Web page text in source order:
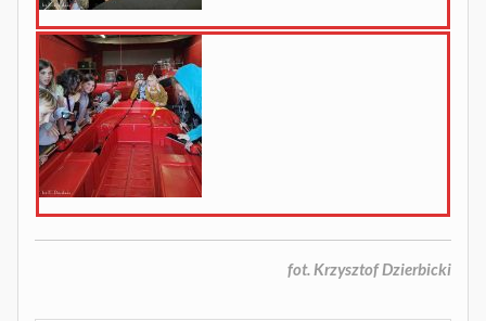
fot. Krzysztof Dzierbicki